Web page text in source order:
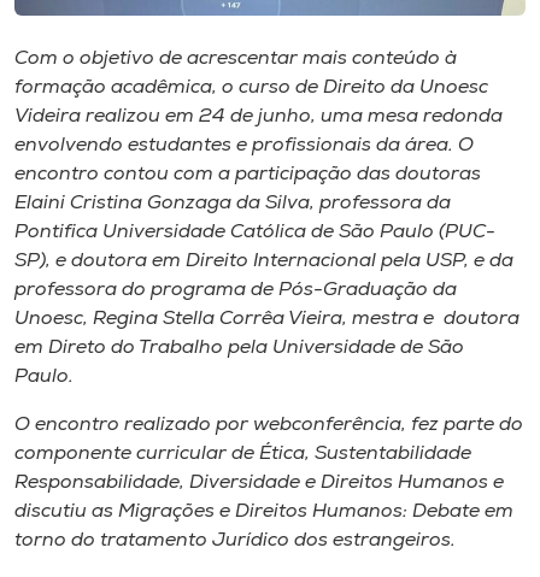
Selecione
o idioma
A+
A-
Com o objetivo de acrescentar mais conteúdo à
formação acadêmica, o curso de Direito da Unoesc
Videira realizou em 24 de junho, uma mesa redonda
envolvendo estudantes e profissionais da área. O
encontro contou com a participação das doutoras
Elaini Cristina Gonzaga da Silva, professora da
Pontifica Universidade Católica de São Paulo (PUC-
SP), e doutora em Direito Internacional pela USP, e da
professora do programa de Pós-Graduação da
Unoesc, Regina Stella Corrêa Vieira, mestra e doutora
em Direto do Trabalho pela Universidade de São
Paulo.
O encontro realizado por webconferência, fez parte do
componente curricular de Ética, Sustentabilidade
Responsabilidade, Diversidade e Direitos Humanos e
discutiu as Migrações e Direitos Humanos: Debate em
torno do tratamento Jurídico dos estrangeiros.